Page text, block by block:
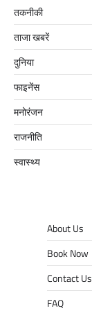
तकनीकी
ताजा खबरें
दुनिया
फाइनेंस
मनोरंजन
राजनीति
स्वास्थ्य
About Us
Book Now
Contact Us
FAQ